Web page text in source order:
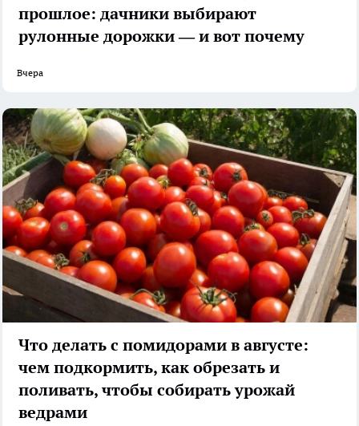
прошлое: дачники выбирают
рулонные дорожки — и вот почему
Вчера
Что делать с помидорами в августе:
чем подкормить, как обрезать и
поливать, чтобы собирать урожай
ведрами